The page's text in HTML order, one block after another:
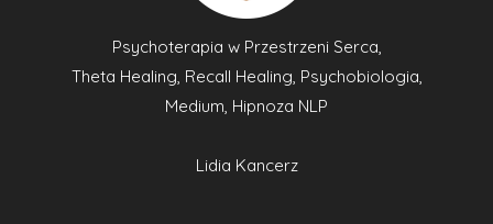
Psychoterapia w Przestrzeni Serca,
Theta Healing, Recall Healing, Psychobiologia,
Medium, Hipnoza NLP
Lidia Kancerz